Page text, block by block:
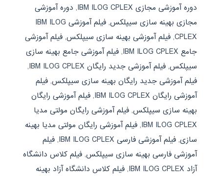
دوره آموزشی مجازی IBM ILOG CPLEX
, دوره آموزشی
مجازی بهینه سازی سیپلکس,
فیلم آموزشی IBM ILOG
CPLEX
, فیلم آموزشی بهینه سازی سیپلکس, فیلم آموزشی
جامع IBM ILOG CPLEX
, فیلم آموزشی جامع بهینه سازی
سیپلکس, فیلم آموزشی جدید رایگان IBM ILOG CPLEX
,
فیلم آموزشی جدید رایگان بهینه سازی سیپلکس, فیلم
آموزشی رایگان IBM ILOG CPLEX
, فیلم آموزشی رایگان
بهینه سازی سیپلکس, فیلم آموزشی رایگان مولتی مدیا
IBM ILOG CPLEX
, فیلم آموزشی رایگان مولتی مدیا بهینه
سازی, فیلم آموزشی فارسی IBM ILOG CPLEX , فیلم
آموزشی فارسی بهینه سازی سیپلکس, فیلم کلاس دانشگاه
آزاد IBM ILOG CPLEX
, فیلم کلاس دانشگاه آزاد بهینه